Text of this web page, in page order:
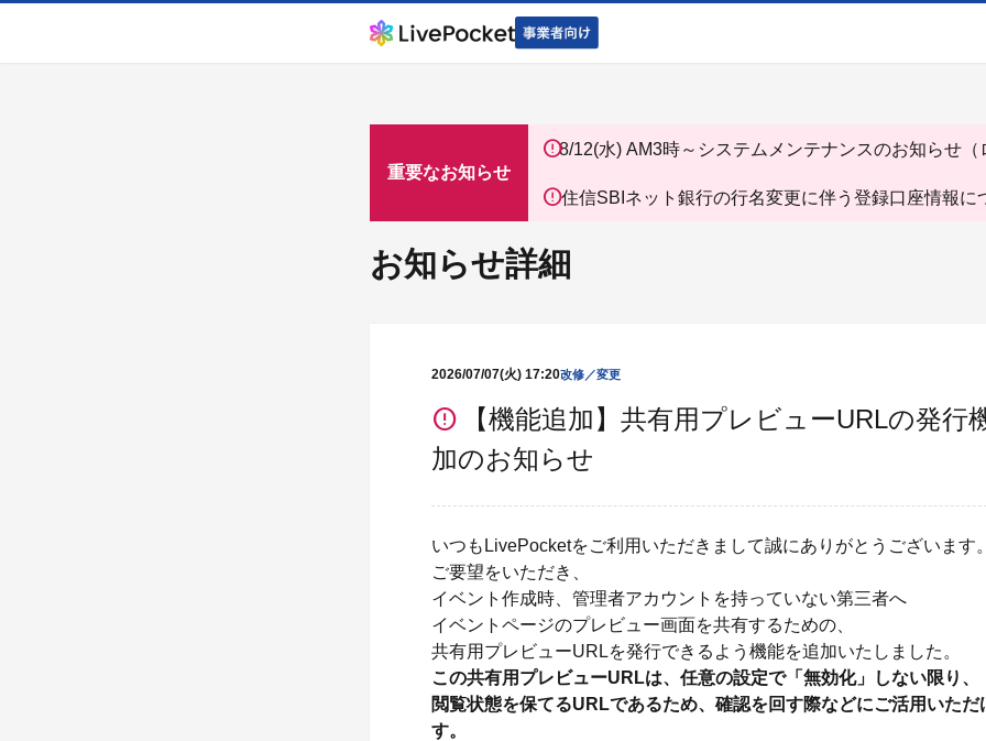
重要なお知らせ
8/12(水) AM3時～システムメンテナンスのお知らせ（
住信SBIネット銀行の行名変更に伴う登録口座情報に
お知らせ詳細
2026/07/07(火) 17:20改修／変更
【機能追加】共有用プレビューURLの発行
加のお知らせ
いつもLivePocketをご利用いただきまして誠にありがとうございます
ご要望をいただき、
イベント作成時、管理者アカウントを持っていない第三者へ
イベントページのプレビュー画面を共有するための、
共有用プレビューURLを発行できるよう機能を追加いたしました。
この共有用プレビューURLは、任意の設定で「無効化」しない限り、
閲覧状態を保てるURLであるため、確認を回す際などにご活用いただ
す。